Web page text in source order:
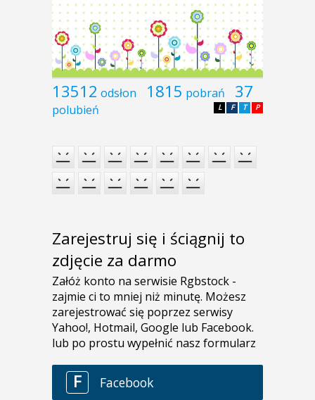
13512 odsłon 1815 pobrań 37
polubień P
T
F
L
Zarejestruj się i ściągnij to
zdjęcie za darmo